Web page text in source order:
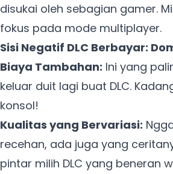
disukai oleh sebagian gamer.
fokus pada mode multiplayer.
Sisi Negatif DLC Berbayar:
Biaya Tambahan: Ini yang
keluar duit lagi buat DLC.
konsol!
Kualitas yang Bervariasi:
recehan, ada juga yang
pintar milih DLC yang beneran